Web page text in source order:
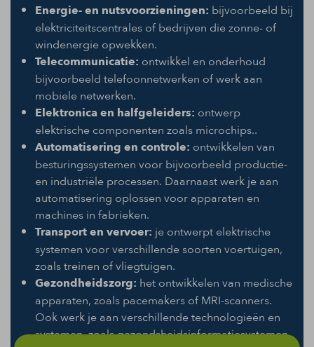
Energie- en nutsvoorzieningen: bijvoorbeeld bij
elektriciteitscentrales of bedrijven die zonne- of
windenergie opwekken.
Telecommunicatie: ontwikkel en onderhoud
bijvoorbeeld telefoonnetwerken of werk aan
mobiele netwerken.
Elektronica en halfgeleiders: ontwerp
elektrische componenten zoals microchips..
Automatisering en controle: ontwikkelen van
besturingssystemen voor bijvoorbeeld productie-
en industriële processen. Daarnaast werk je aan
automatisering oplossen voor apparaten en
machines in fabrieken.
Transport en vervoer: je ontwerpt elektrische
systemen voor verschillende soorten voertuigen,
zoals treinen of vliegtuigen.
Gezondheidszorg: het ontwikkelen van medische
apparaten, zoals pacemakers of MRI-scanners.
Ook werk je aan verschillende technologieën en
systemen, zoals gezondsheidsinformatiesystemen.